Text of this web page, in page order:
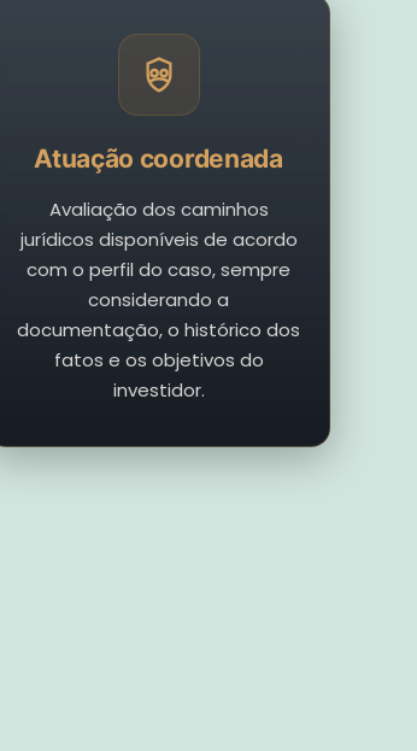
Atuação coordenada
Avaliação dos caminhos
jurídicos disponíveis de acordo
com o perfil do caso, sempre
considerando a
documentação, o histórico dos
fatos e os objetivos do
investidor.